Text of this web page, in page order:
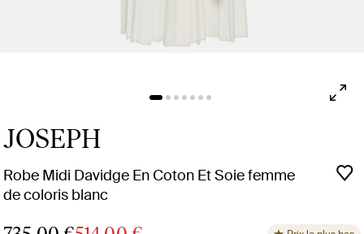
JOSEPH
Robe Midi Davidge En Coton Et Soie femme
de coloris blanc